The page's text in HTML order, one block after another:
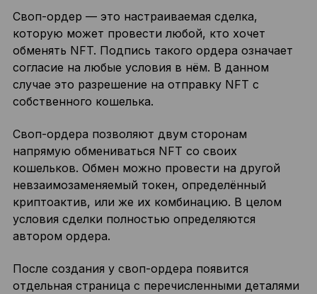
Своп-ордер — это настраиваемая сделка,
которую может провести любой, кто хочет
обменять NFT. Подпись такого ордера означает
согласие на любые условия в нём. В данном
случае это разрешение на отправку NFT с
собственного кошелька.
Своп-ордера позволяют двум сторонам
напрямую обмениваться NFT со своих
кошельков. Обмен можно провести на другой
невзаимозаменяемый токен, определённый
криптоактив, или же их комбинацию. В целом
условия сделки полностью определяются
автором ордера.
После создания у своп-ордера появится
отдельная страница с перечисленными деталями